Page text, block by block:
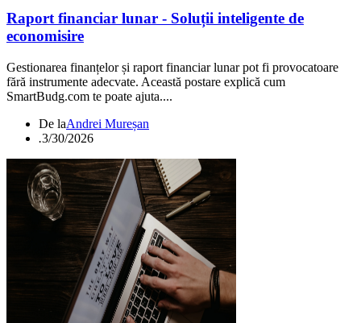
Raport financiar lunar - Soluții inteligente de
economisire
Gestionarea finanțelor și raport financiar lunar pot fi provocatoare
fără instrumente adecvate. Această postare explică cum
SmartBudg.com te poate ajuta....
De laAndrei Mureșan
.3/30/2026